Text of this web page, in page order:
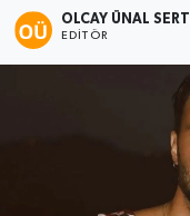
OLCAY ÜNAL SERT
EDITÖR
Haber Arşivi